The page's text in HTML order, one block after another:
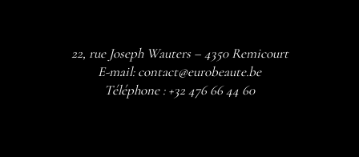
22, rue Joseph Wauters – 4350 Remicourt
E-mail:contact@eurobeaute.be
Téléphone :+32 476 66 44 60